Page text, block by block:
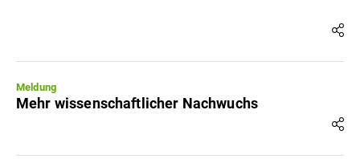
Meldung
Mehr wissenschaftlicher Nachwuchs